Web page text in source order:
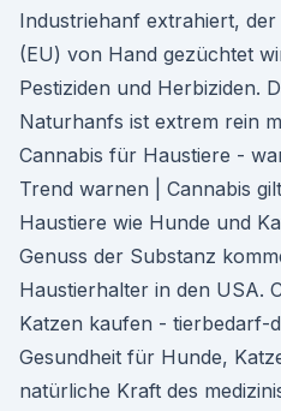
Industriehanf extrahiert,
(EU) von Hand gezüchtet
Pestiziden und Herbiziden.
Naturhanfs ist extrem rein
Cannabis für Haustiere -
Trend warnen | Cannabis
Haustiere wie Hunde und
Genuss der Substanz
Haustierhalter in den USA.
Katzen kaufen - tierbedarf-
Gesundheit für Hunde,
natürliche Kraft des